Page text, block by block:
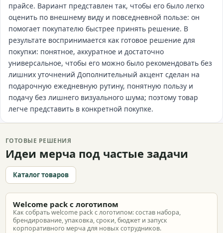
прайсе. Вариант представлен так, чтобы его было легко
оценить по внешнему виду и повседневной пользе: он
помогает покупателю быстрее принять решение. В
результате воспринимается как готовое решение для
покупки: понятное, аккуратное и достаточно
универсальное, чтобы его можно было рекомендовать без
лишних уточнений Дополнительный акцент сделан на
подарочную ежедневную рутину, понятную пользу и
подачу без лишнего визуального шума; поэтому товар
легче представить в конкретной покупке.
ГОТОВЫЕ РЕШЕНИЯ
Идеи мерча под частые задачи
Каталог товаров
Welcome pack с логотипом
Как собрать welcome pack с логотипом: состав набора,
брендирование, упаковка, сроки, бюджет и запуск
корпоративного мерча для новых сотрудников.